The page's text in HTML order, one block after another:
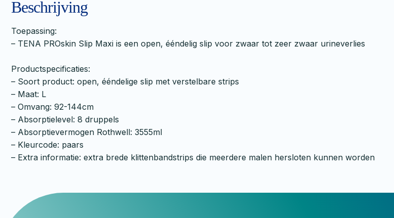
Beschrijving
Toepassing:
– TENA PROskin Slip Maxi is een open, ééndelig slip voor zwaar tot zeer zwaar urineverlies
Productspecificaties:
– Soort product: open, ééndelige slip met verstelbare strips
– Maat: L
– Omvang: 92-144cm
– Absorptielevel: 8 druppels
– Absorptievermogen Rothwell: 3555ml
– Kleurcode: paars
– Extra informatie: extra brede klittenbandstrips die meerdere malen hersloten kunnen worden